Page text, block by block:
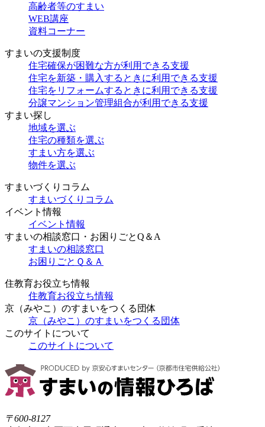
高齢者等のすまい
WEB講座
資料コーナー
すまいの支援制度
住宅確保が困難な方が利用できる支援
住宅を新築・購入するときに利用できる支援
住宅をリフォームするときに利用できる支援
分譲マンション管理組合が利用できる支援
すまい探し
地域を選ぶ
住宅の種類を選ぶ
すまい方を選ぶ
物件を選ぶ
すまいづくりコラム
すまいづくりコラム
イベント情報
イベント情報
すまいの相談窓口・お困りごとQ＆A
すまいの相談窓口
お困りごとＱ＆Ａ
住教育お役立ち情報
住教育お役立ち情報
京（みやこ）のすまいをつくる団体
京（みやこ）のすまいをつくる団体
このサイトについて
このサイトについて
〒600-8127